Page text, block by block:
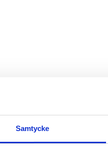
Samtycke